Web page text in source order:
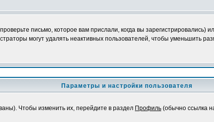
письмо, которое вам прислали, когда вы зарегистрировались)
могут удалять неактивных пользователей, чтобы уменьшить
Параметры и настройки пользователя
Чтобы изменить их, перейдите в раздел Профиль (обычно ссылка